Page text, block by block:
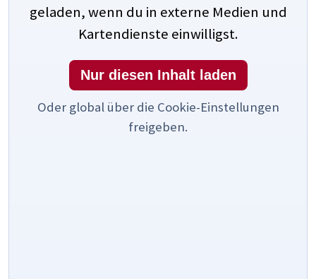
geladen, wenn du in externe Medien und
Kartendienste einwilligst.
Nur diesen Inhalt laden
Oder global über die Cookie-Einstellungen
freigeben.